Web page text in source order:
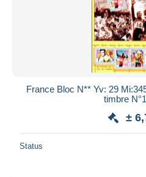
France Bloc N** Yv: 29
timbre
±
Status